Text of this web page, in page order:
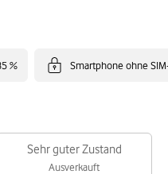
% Smartphone ohne
Sehr guter Zustand
Ausverkauft